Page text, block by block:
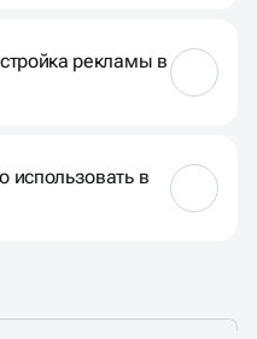
срекламы в
сделать это
использовать в